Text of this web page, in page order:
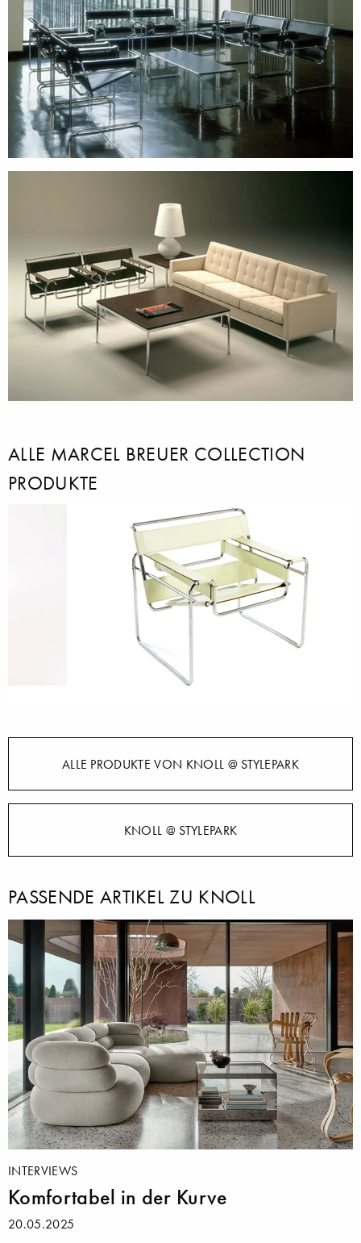
ALLE MARCEL BREUER COLLECTION
PRODUKTE
ALLE PRODUKTE VON KNOLL @ STYLEPARK
KNOLL @ STYLEPARK
PASSENDE ARTIKEL ZU KNOLL
INTERVIEWS
Komfortabel in der Kurve
20.05.2025